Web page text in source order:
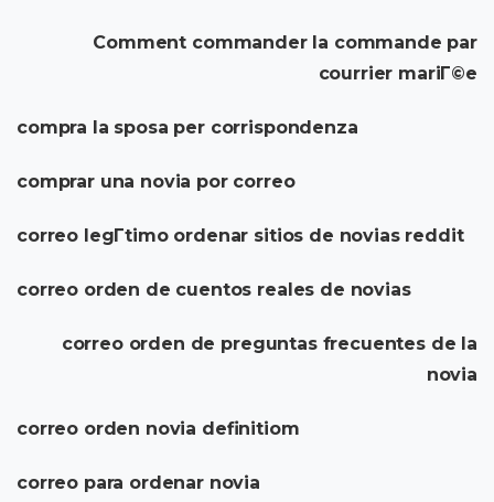
Comment commander la commande par
courrier mariГ©e
compra la sposa per corrispondenza
comprar una novia por correo
correo legГ­timo ordenar sitios de novias reddit
correo orden de cuentos reales de novias
correo orden de preguntas frecuentes de la
novia
correo orden novia definitiom
correo para ordenar novia